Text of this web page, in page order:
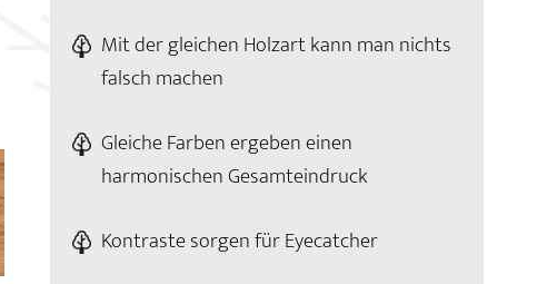
Mit der gleichen Holzart kann man nichts
falsch machen
Gleiche Farben ergeben einen
harmonischen Gesamteindruck
Kontraste sorgen für Eyecatcher